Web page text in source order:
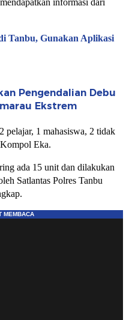
informasi dari
Tanbu, Gunakan Aplikasi
Pengendalian Debu
Ekstrem
pelajar, 1 mahasiswa, 2 tidak
Eka.
ada 15 unit dan dilakukan
Satlantas Polres Tanbu